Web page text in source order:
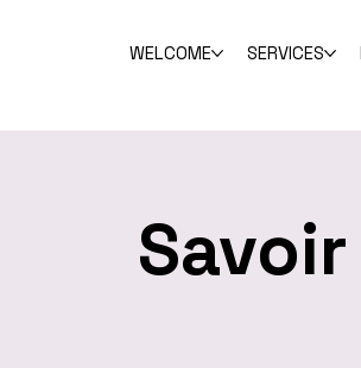
WELCOME SERVICES